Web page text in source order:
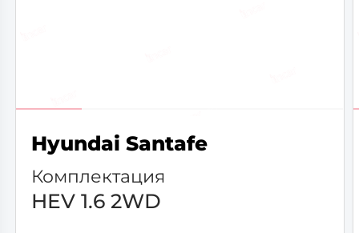
Hyundai Santafe
Комплектация
HEV 1.6 2WD